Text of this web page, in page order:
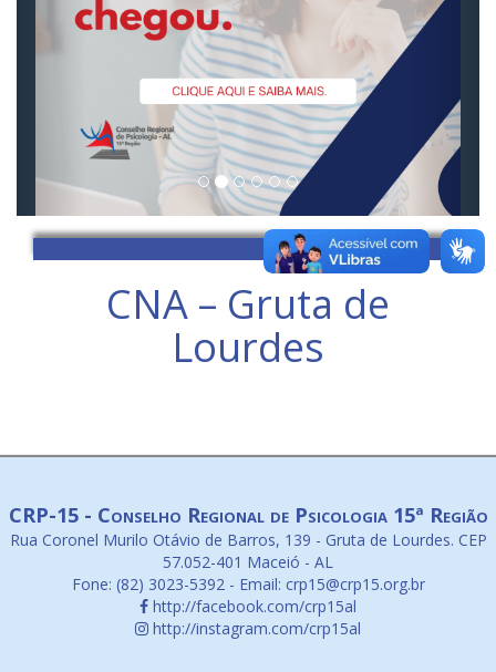
CNA – Gruta de
Lourdes
CRP-15 - Conselho Regional de Psicologia 15ª Região
Rua Coronel Murilo Otávio de Barros, 139 - Gruta de Lourdes. CEP
57.052-401 Maceió - AL
Fone: (82) 3023-5392 - Email: crp15@crp15.org.br
http://facebook.com/crp15al
http://instagram.com/crp15al